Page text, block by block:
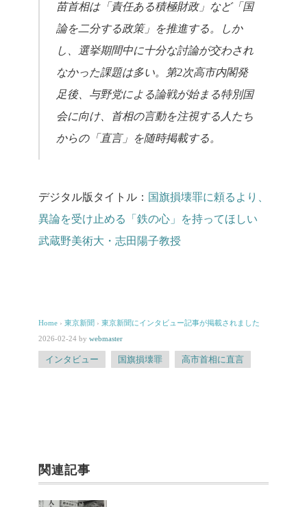
苗首相は「責任ある積極財政」など「国
論を二分する政策」を推進する。しか
し、選挙期間中に十分な討論が交わされ
なかった課題は多い。第2次高市内閣発
足後、与野党による論戦が始まる特別国
会に向け、首相の言動を注視する人たち
からの「直言」を随時掲載する。
デジタル版タイトル： 国旗損壊罪に頼るより、
異論を受け止める「鉄の心」を持ってほしい
武蔵野美術大・志田陽子教授
Home › 東京新聞 › 東京新聞にインタビュー記事が掲載されました
2026-02-24 by webmaster
インタビュー 国旗損壊罪 高市首相に直言
関連記事